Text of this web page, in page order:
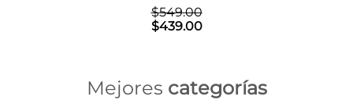
$549.00
$439.00
Mejores categorías